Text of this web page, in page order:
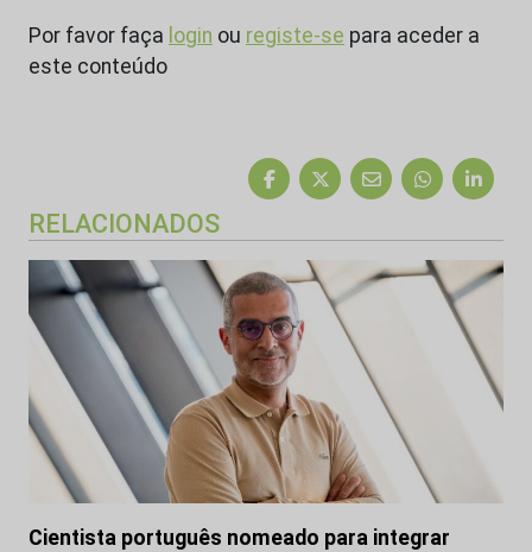
Por favor faça login ou registe-se para aceder a
este conteúdo
RELACIONADOS
Cientista português nomeado para integrar